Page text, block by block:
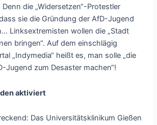
die „Widersetzen“-Protestler
sie die Gründung der AfD-Jugend
Linksextremisten wollen die „Stadt
bringen“. Auf dem einschlägig
„Indymedia“ heißt es, man solle „die
Jugend zum Desaster machen“!
aktiviert
Das Universitätsklinikum Gießen